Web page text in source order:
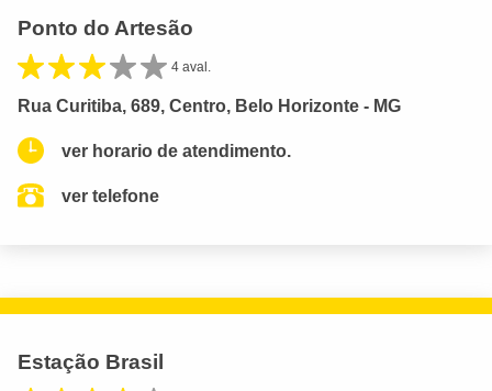
Ponto do Artesão
4 aval.
Rua Curitiba, 689, Centro, Belo Horizonte - MG
ver horario de atendimento.
ver telefone
Estação Brasil